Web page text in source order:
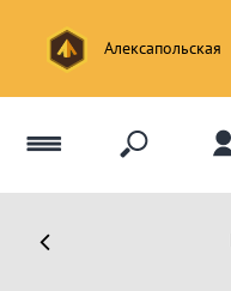
Алексапольская